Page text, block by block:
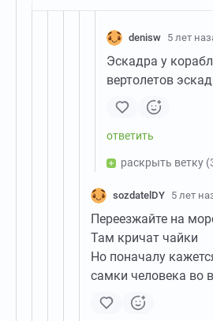
denisw 5 лет
Эскадра у
вертолетов
раскрыть ветку
sozdatelDY 5 лет
Переезжайте на
Там кричат чайки
Но поначалу
самки человека во